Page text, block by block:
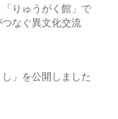
りゅうがく館」で
なぐ異文化交流
」を公開しました